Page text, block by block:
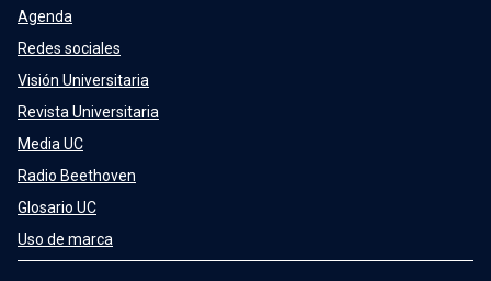
Agenda
Redes sociales
Visión Universitaria
Revista Universitaria
Media UC
Radio Beethoven
Glosario UC
Uso de marca